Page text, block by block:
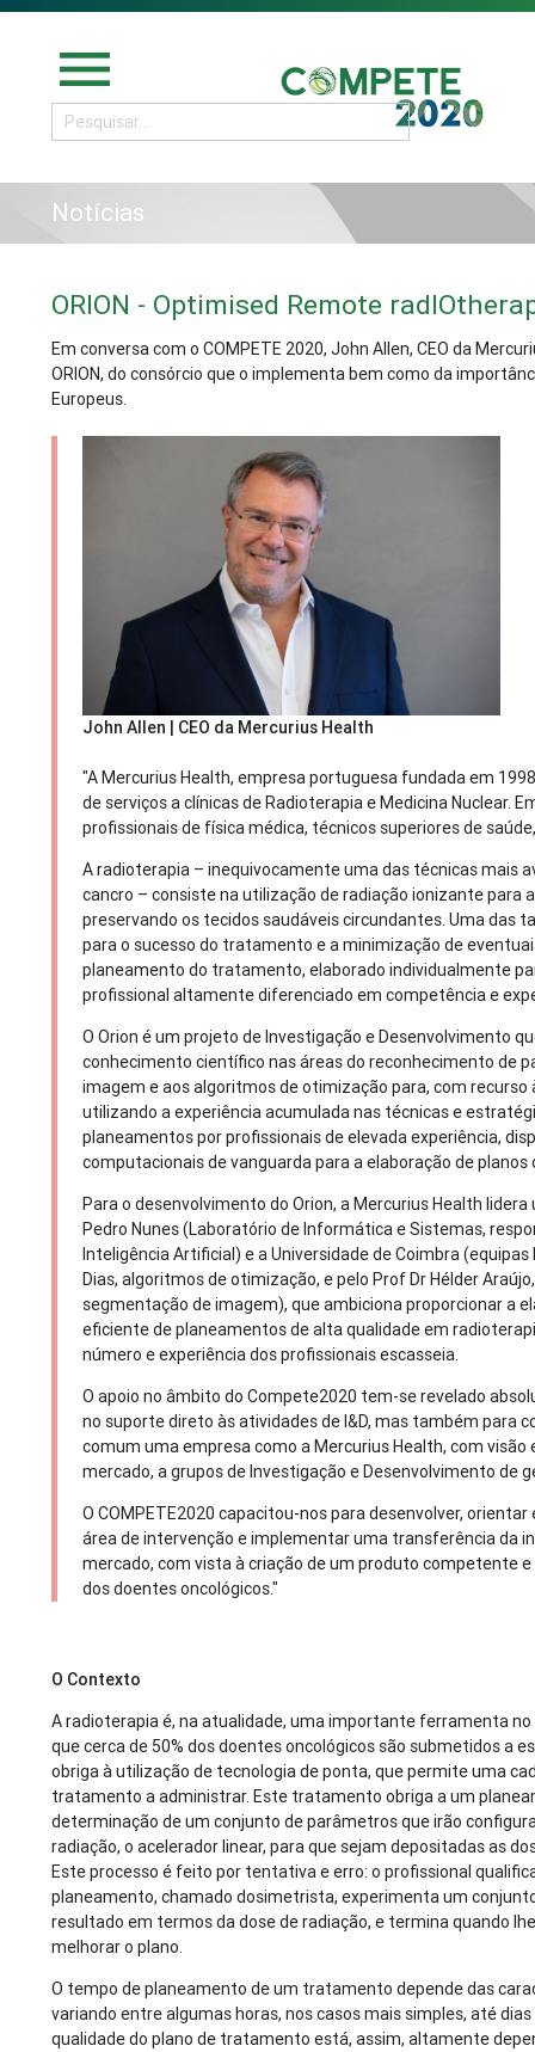
menu
Notícias
ORION - Optimised Remote
Em conversa com o COMPETE 2020, John Allen, CEO da
ORION, do consórcio que o implementa bem como da
Europeus.
John Allen | CEO da Mercurius Health
"A Mercurius Health, empresa portuguesa fundada em
de serviços a clínicas de Radioterapia e Medicina Nuclear.
profissionais de física médica, técnicos superiores de
A radioterapia – inequivocamente uma das técnicas mais
cancro – consiste na utilização de radiação ionizante para
preservando os tecidos saudáveis circundantes. Uma das
para o sucesso do tratamento e a minimização de
planeamento do tratamento, elaborado individualmente
profissional altamente diferenciado em competência e
O Orion é um projeto de Investigação e Desenvolvimento
conhecimento científico nas áreas do reconhecimento de
imagem e aos algoritmos de otimização para, com recurso
utilizando a experiência acumulada nas técnicas e
planeamentos por profissionais de elevada experiência,
computacionais de vanguarda para a elaboração de
Para o desenvolvimento do Orion, a Mercurius Health
Pedro Nunes (Laboratório de Informática e Sistemas,
Inteligência Artificial) e a Universidade de Coimbra
Dias, algoritmos de otimização, e pelo Prof Dr Hélder
segmentação de imagem), que ambiciona proporcionar a
eficiente de planeamentos de alta qualidade em
número e experiência dos profissionais escasseia.
O apoio no âmbito do Compete2020 tem-se revelado
no suporte direto às atividades de I&D, mas também para
comum uma empresa como a Mercurius Health, com visão
mercado, a grupos de Investigação e Desenvolvimento de
O COMPETE2020 capacitou-nos para desenvolver, orientar
área de intervenção e implementar uma transferência da
mercado, com vista à criação de um produto competente
dos doentes oncológicos."
O Contexto
A radioterapia é, na atualidade, uma importante ferramenta
que cerca de 50% dos doentes oncológicos são submetidos a
obriga à utilização de tecnologia de ponta, que permite uma
tratamento a administrar. Este tratamento obriga a um
determinação de um conjunto de parâmetros que irão
radiação, o acelerador linear, para que sejam depositadas as
Este processo é feito por tentativa e erro: o profissional
planeamento, chamado dosimetrista, experimenta um
resultado em termos da dose de radiação, e termina quando
melhorar o plano.
O tempo de planeamento de um tratamento depende das
variando entre algumas horas, nos casos mais simples, até
qualidade do plano de tratamento está, assim, altamente